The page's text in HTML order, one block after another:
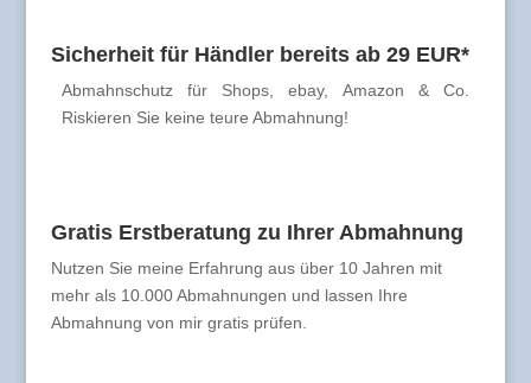
Sicherheit für Händler bereits ab 29 EUR*
Abmahnschutz für Shops, ebay, Amazon & Co.
Riskieren Sie keine teure Abmahnung!
Gratis Erstberatung zu Ihrer Abmahnung
Nutzen Sie meine Erfahrung aus über 10 Jahren mit
mehr als 10.000 Abmahnungen und lassen Ihre
Abmahnung von mir gratis prüfen.